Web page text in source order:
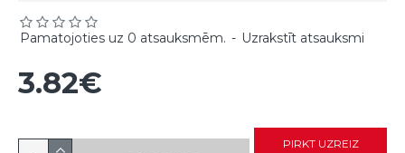
Pamatojoties uz 0 atsauksmēm. - Uzrakstīt atsauksmi
3.82€
PIRKT UZREIZ